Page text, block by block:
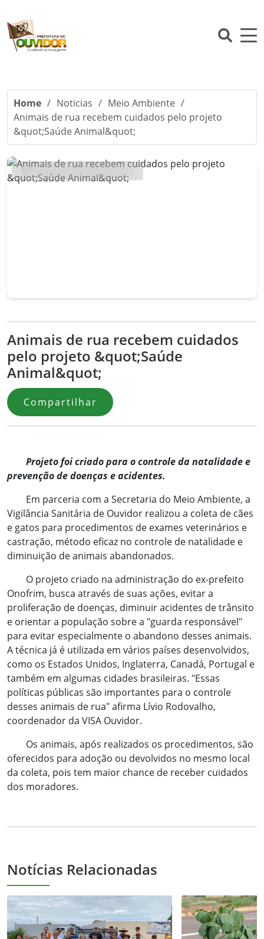
Home / Noticias / Meio Ambiente /
Animais de rua recebem cuidados pelo projeto
&quot;Saúde Animal&quot;
Publicado em: 13/05/2021
Animais de rua recebem cuidados
pelo projeto &quot;Saúde
Animal&quot;
Compartilhar
Projeto foi criado para o controle da natalidade e
prevenção de doenças e acidentes.
Em parceria com a Secretaria do Meio Ambiente, a
Vigilância Sanitária de Ouvidor realizou a coleta de cães
e gatos para procedimentos de exames veterinários e
castração, método eficaz no controle de natalidade e
diminuição de animais abandonados.
O projeto criado na administração do ex-prefeito
Onofrim, busca através de suas ações, evitar a
proliferação de doenças, diminuir acidentes de trânsito
e orientar a população sobre a "guarda responsável"
para evitar especialmente o abandono desses animais.
A técnica já é utilizada em vários países desenvolvidos,
como os Estados Unidos, Inglaterra, Canadá, Portugal e
também em algumas cidades brasileiras. "Essas
políticas públicas são importantes para o controle
desses animais de rua" afirma Lívio Rodovalho,
coordenador da VISA Ouvidor.
Os animais, após realizados os procedimentos, são
oferecidos para adoção ou devolvidos no mesmo local
da coleta, pois tem maior chance de receber cuidados
dos moradores.
Notícias Relacionadas